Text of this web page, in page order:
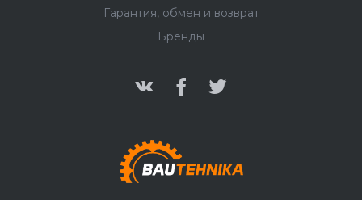
Гарантия, обмен и возврат
Бренды